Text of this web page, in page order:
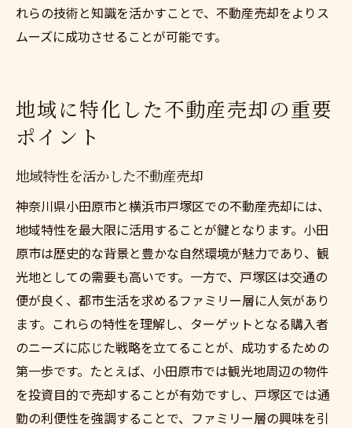
れらの技術と知識を活かすことで、不動産売却をよりス
ムーズに成功させることが可能です。
地域に特化した不動産売却の重要
ポイント
地域特性を活かした不動産売却
神奈川県小田原市と横浜市戸塚区での不動産売却には、
地域特性を最大限に活用することが鍵となります。小田
原市は歴史的な背景と豊かな自然環境が魅力であり、観
光地としての需要も高いです。一方で、戸塚区は交通の
便が良く、都市生活を求めるファミリー層に人気があり
ます。これらの特性を理解し、ターゲットとなる購入者
のニーズに応じた戦略を立てることが、成功するための
第一歩です。たとえば、小田原市では観光地周辺の物件
を投資目的で売却することが有効ですし、戸塚区では通
勤の利便性を強調することで、ファミリー層の興味を引